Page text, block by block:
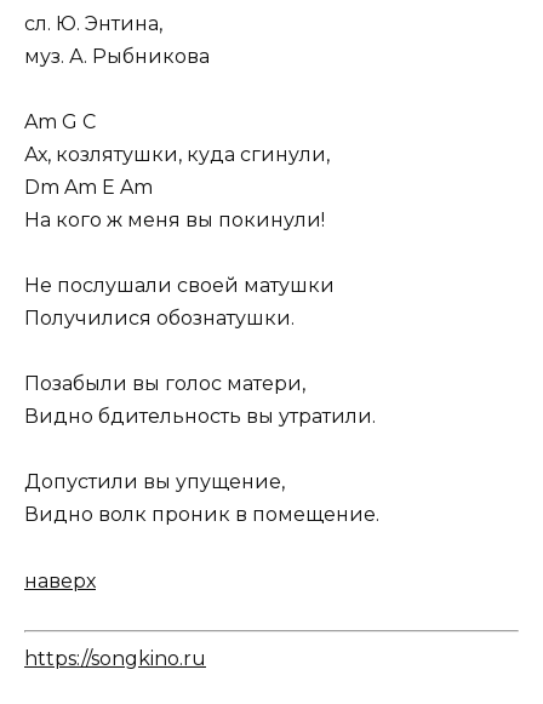
сл. Ю. Энтина,
муз. А. Рыбникова
Am G C
Ах, козлятушки, куда сгинули,
Dm Am E Am
На кого ж меня вы покинули!
Не послушали своей матушки
Получилися обознатушки.
Позабыли вы голос матери,
Видно бдительность вы утратили.
Допустили вы упущение,
Видно волк проник в помещение.
наверх
https://songkino.ru